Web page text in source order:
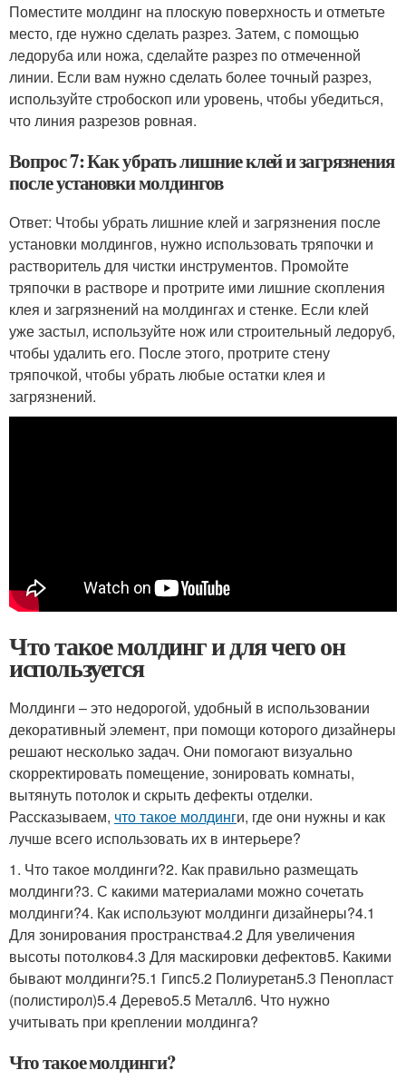
Поместите молдинг на плоскую поверхность и отметьте
место, где нужно сделать разрез. Затем, с помощью
ледоруба или ножа, сделайте разрез по отмеченной
линии. Если вам нужно сделать более точный разрез,
используйте стробоскоп или уровень, чтобы убедиться,
что линия разрезов ровная.
Вопрос 7: Как убрать лишние клей и загрязнения
после установки молдингов
Ответ: Чтобы убрать лишние клей и загрязнения после
установки молдингов, нужно использовать тряпочки и
растворитель для чистки инструментов. Промойте
тряпочки в растворе и протрите ими лишние скопления
клея и загрязнений на молдингах и стенке. Если клей
уже застыл, используйте нож или строительный ледоруб,
чтобы удалить его. После этого, протрите стену
тряпочкой, чтобы убрать любые остатки клея и
загрязнений.
Что такое молдинг и для чего он
используется
Молдинги – это недорогой, удобный в использовании
декоративный элемент, при помощи которого дизайнеры
решают несколько задач. Они помогают визуально
скорректировать помещение, зонировать комнаты,
вытянуть потолок и скрыть дефекты отделки.
Рассказываем, что такое молдинги, где они нужны и как
лучше всего использовать их в интерьере?
1. Что такое молдинги?2. Как правильно размещать
молдинги?3. С какими материалами можно сочетать
молдинги?4. Как используют молдинги дизайнеры?4.1
Для зонирования пространства4.2 Для увеличения
высоты потолков4.3 Для маскировки дефектов5. Какими
бывают молдинги?5.1 Гипс5.2 Полиуретан5.3 Пенопласт
(полистирол)5.4 Дерево5.5 Металл6. Что нужно
учитывать при креплении молдинга?
Что такое молдинги?